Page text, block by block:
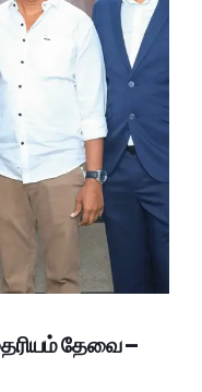
தேவை –